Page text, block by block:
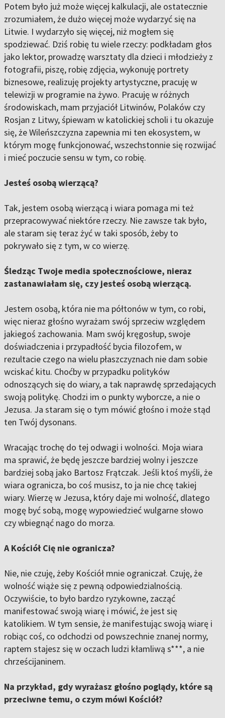
Potem było już może więcej kalkulacji, ale ostatecznie
zrozumiałem, że dużo więcej może wydarzyć się na
Litwie. I wydarzyło się więcej, niż mogłem się
spodziewać. Dziś robię tu wiele rzeczy: podkładam głos
jako lektor, prowadzę warsztaty dla dzieci i młodzieży z
fotografii, piszę, robię zdjęcia, wykonuję portrety
biznesowe, realizuję projekty artystyczne, pracuję w
telewizji w programie na żywo. Pracuję w różnych
środowiskach, mam przyjaciół Litwinów, Polaków czy
Rosjan z Litwy, śpiewam w katolickiej scholi i tu okazuje
się, że Wileńszczyzna zapewnia mi ten ekosystem, w
którym mogę funkcjonować, wszechstonnie się rozwijać
i mieć poczucie sensu w tym, co robię.
Jesteś osobą wierzącą?
Tak, jestem osobą wierzącą i wiara pomaga mi też
przepracowywać niektóre rzeczy. Nie zawsze tak było,
ale staram się teraz żyć w taki sposób, żeby to
pokrywało się z tym, w co wierzę.
Śledząc Twoje media społecznościowe, nieraz
zastanawiałam się, czy jesteś osobą wierzącą.
Jestem osobą, która nie ma półtonów w tym, co robi,
więc nieraz głośno wyrażam swój sprzeciw względem
jakiegoś zachowania. Mam swój kręgosłup, swoje
doświadczenia i przypadłość bycia filozofem, w
rezultacie czego na wielu płaszczyznach nie dam sobie
wciskać kitu. Choćby w przypadku polityków
odnoszących się do wiary, a tak naprawdę sprzedających
swoją politykę. Chodzi im o punkty wyborcze, a nie o
Jezusa. Ja staram się o tym mówić głośno i może stąd
ten Twój dysonans.
Wracając trochę do tej odwagi i wolności. Moja wiara
ma sprawić, że będę jeszcze bardziej wolny i jeszcze
bardziej sobą jako Bartosz Frątczak. Jeśli ktoś myśli, że
wiara ogranicza, bo coś musisz, to ja nie chcę takiej
wiary. Wierzę w Jezusa, który daje mi wolność, dlatego
mogę być sobą, mogę wypowiedzieć wulgarne słowo
czy wbiegnąć nago do morza.
A Kościół Cię nie ogranicza?
Nie, nie czuję, żeby Kościół mnie ograniczał. Czuję, że
wolność wiąże się z pewną odpowiedzialnością.
Oczywiście, to było bardzo ryzykowne, zacząć
manifestować swoją wiarę i mówić, że jest się
katolikiem. W tym sensie, że manifestując swoją wiarę i
robiąc coś, co odchodzi od powszechnie znanej normy,
raptem stajesz się w oczach ludzi kłamliwą s***, a nie
chrześcijaninem.
Na przykład, gdy wyrażasz głośno poglądy, które są
przeciwne temu, o czym mówi Kościół?